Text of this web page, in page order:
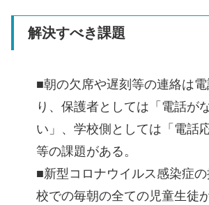
解決すべき課題
■朝の欠席や遅刻等の連絡は
り、保護者としては「電話が
い」、学校側としては「電話
等の課題がある。
■新型コロナウイルス感染症
校での毎朝の全ての児童生徒